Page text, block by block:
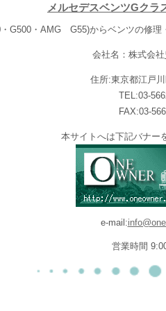
メルセデスベンツGクラ
G500・AMG G55)からベンツの修理
会社名：株式会社
住所:東京都江戸
TEL:03-
FAX:03-
本サイトへは下記バナー
e-mail:
営業時間